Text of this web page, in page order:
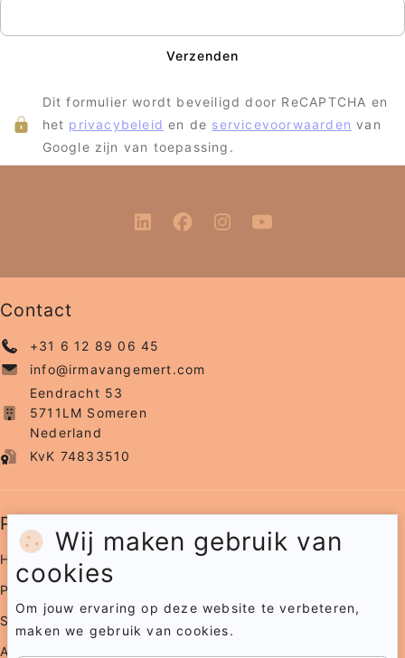
Wij maken gebruik van
cookies
Om jouw ervaring op deze website te verbeteren,
maken we gebruik van cookies.
Verzenden
Dit formulier wordt beveiligd door ReCAPTCHA en
het privacybeleid en de servicevoorwaarden van
Google zijn van toepassing.
Contact
+31 6 12 89 06 45
info@irmavangemert.com
Eendracht 53
5711LM Someren
Nederland
KvK 74833510
Pagina's
Home
Portfolio
Samenwerkingen
Agenda